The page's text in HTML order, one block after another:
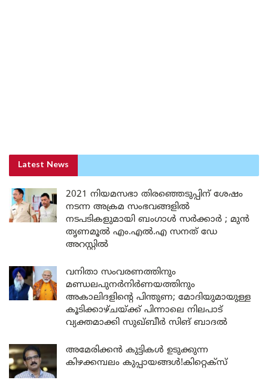
Latest News
2021 നിയമസഭാ തിരഞ്ഞെടുപ്പിന് ശേഷം
നടന്ന അക്രമ സംഭവങ്ങളിൽ
നടപടികളുമായി ബംഗാൾ സർക്കാർ ; മുൻ
തൃണമൂൽ എം.എൽ.എ സനത് ഡേ
അറസ്റ്റിൽ
വനിതാ സംവരണത്തിനും
മണ്ഡലപുനർനിർണയത്തിനും
അകാലിദളിന്റെ പിന്തുണ; മോദിയുമായുള്ള
കൂടിക്കാഴ്ചയ്ക്ക് പിന്നാലെ നിലപാട്
വ്യക്തമാക്കി സുഖ്ബീർ സിങ് ബാദൽ
അമേരിക്കൻ കുട്ടികൾ ഉടുക്കുന്ന
കിഴക്കമ്പലം കുപ്പായങ്ങൾ!കിറ്റെക്സ്